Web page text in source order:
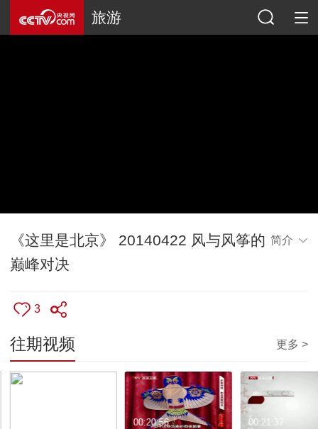
旅游
《这里是北京》 20140422 风与风筝的
巅峰对决
简介
3
往期视频 更多 >
00:20:56 00:21:37